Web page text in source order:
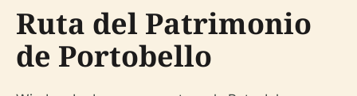
Ruta del Patrimonio
de Portobello